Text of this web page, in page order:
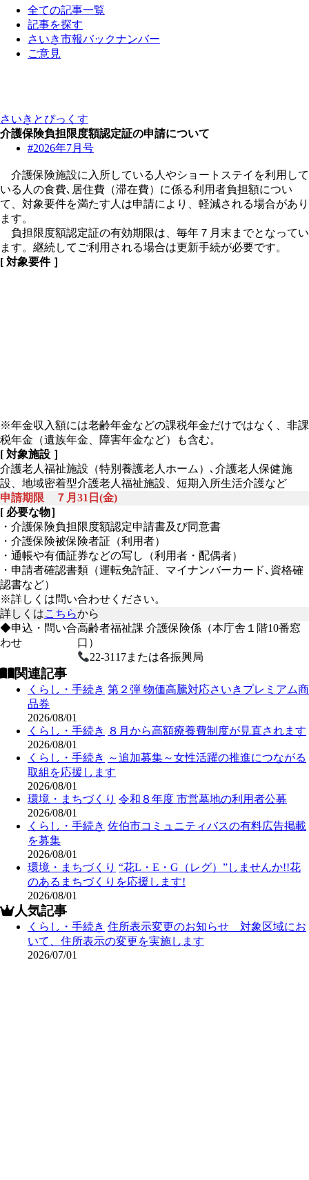
全ての記事一覧
記事を探す
さいき市報バックナンバー
ご意見
さいきとぴっくす
介護保険負担限度額認定証の申請について
#2026年7月号
介護保険施設に入所している人やショートステイを利用して
いる人の食費､居住費（滞在費）に係る利用者負担額につい
て、対象要件を満たす人は申請により、軽減される場合があり
ます。
負担限度額認定証の有効期限は、毎年７月末までとなってい
ます。継続してご利用される場合は更新手続が必要です。
[ 対象要件 ］
※年金収入額には老齢年金などの課税年金だけではなく、非課
税年金（遺族年金、障害年金など）も含む。
[ 対象施設 ］
介護老人福祉施設（特別養護老人ホーム）､介護老人保健施
設、地域密着型介護老人福祉施設、短期入所生活介護など
申請期限 ７月31日(金)
[ 必要な物］
・介護保険負担限度額認定申請書及び同意書
・介護保険被保険者証（利用者）
・通帳や有価証券などの写し（利用者・配偶者）
・申請者確認書類（運転免許証、マイナンバーカード､資格確
認書など）
※詳しくは問い合わせください。
詳しくはこちらから
◆申込・問い合
わせ
高齢者福祉課 介護保険係（本庁舎１階10番窓
口）
22-3117または各振興局
関連記事
くらし・手続き 第２弾 物価高騰対応さいきプレミアム商
品券
2026/08/01
くらし・手続き ８月から高額療養費制度が見直されます
2026/08/01
くらし・手続き ～追加募集～女性活躍の推進につながる
取組を応援します
2026/08/01
環境・まちづくり 令和８年度 市営墓地の利用者公募
2026/08/01
くらし・手続き 佐伯市コミュニティバスの有料広告掲載
を募集
2026/08/01
環境・まちづくり “花L・E・G（レグ）”しませんか!!花
のあるまちづくりを応援します!
2026/08/01
人気記事
くらし・手続き 住所表示変更のお知らせ 対象区域にお
いて、住所表示の変更を実施します
2026/07/01